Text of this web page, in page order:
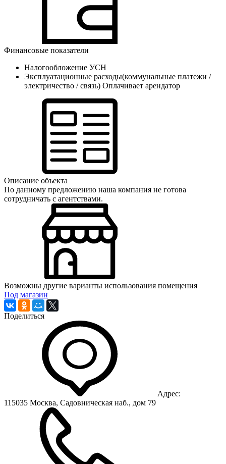
Финансовые показатели
Налогообложение УСН
Эксплуатационные расходы(коммунальные платежи /
электричество / связь) Оплачивает арендатор
Описание объекта
По данному предложению наша компания не готова
сотрудничать с агентствами.
Возможны другие варианты использования помещения
Под магазин
Поделиться
Адрес:
115035 Москва, Садовническая наб., дом 79